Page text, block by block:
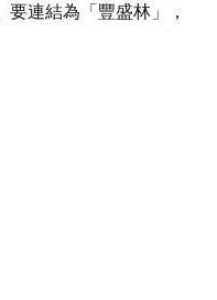
連結為「豐盛林」，